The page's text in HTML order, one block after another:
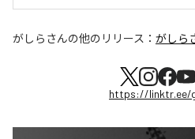
がしらさんの他のリリース： がしら
https://linktr.ee/